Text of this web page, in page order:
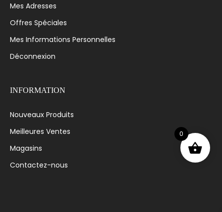
Mes Adresses
Offres Spéciales
Mes Informations Personnelles
Déconnexion
INFORMATION
Nouveaux Produits
Meilleures Ventes
Magasins
Contactez-nous
0